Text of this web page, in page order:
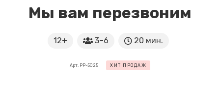
Мы вам перезвоним
12+ 3–6 20 мин.
Арт. PP-5025 ХИТ ПРОДАЖ